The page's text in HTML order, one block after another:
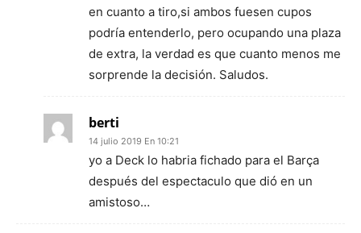
en cuanto a tiro,si ambos fuesen cupos
podría entenderlo, pero ocupando una plaza
de extra, la verdad es que cuanto menos me
sorprende la decisión. Saludos.
berti
14 julio 2019 En 10:21
yo a Deck lo habria fichado para el Barça
después del espectaculo que dió en un
amistoso…